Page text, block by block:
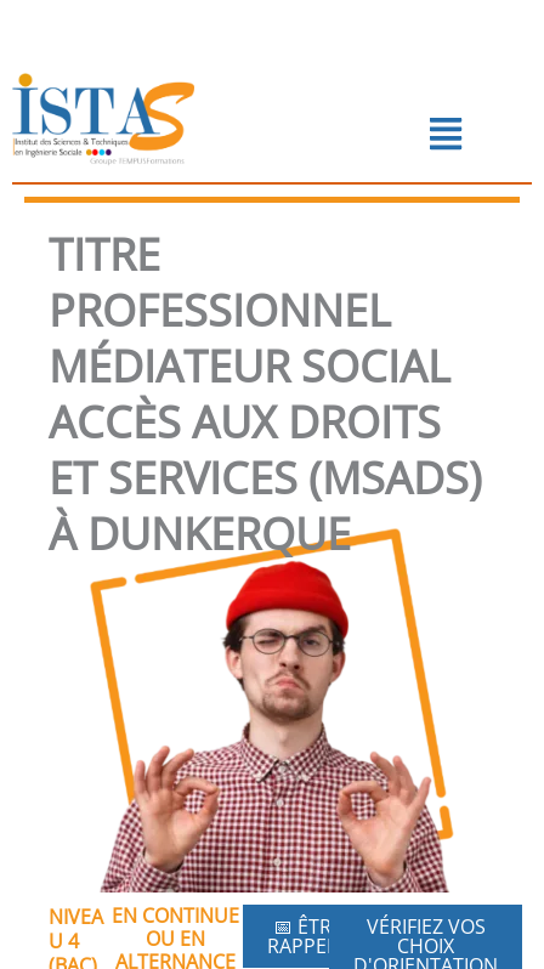
contenu
Menu
📅 PRENDRE RENDEZ-VOUS
TITRE
PROFESSIONNEL
MÉDIATEUR SOCIAL
ACCÈS AUX DROITS
ET SERVICES (MSADS)
À DUNKERQUE
NIVEA
U 4
EN CONTINUE
OU EN
ALTERNANCE
📅 ÊTRE
RAPPELÉ
VÉRIFIEZ VOS
CHOIX